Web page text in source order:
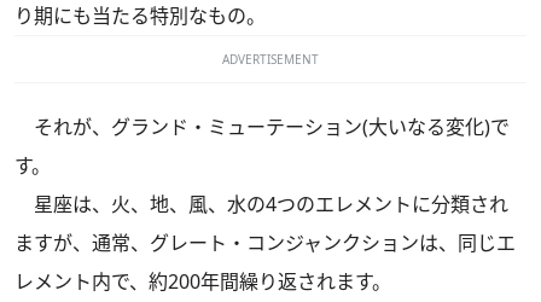
り期にも当たる特別なもの。
ADVERTISEMENT
それが、グランド・ミューテーション(大いなる変化)で
す。
星座は、火、地、風、水の4つのエレメントに分類され
ますが、通常、グレート・コンジャンクションは、同じエ
レメント内で、約200年間繰り返されます。